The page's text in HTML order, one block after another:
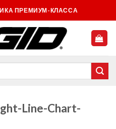
ПРЕМИУМ-КЛАССА
Line-Chart-